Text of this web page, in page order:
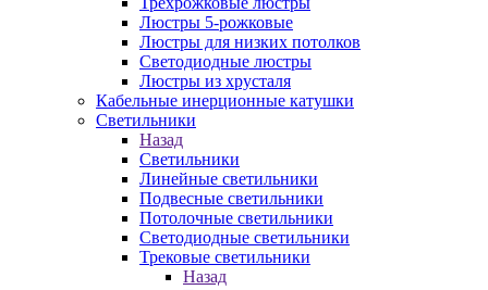
Люстры 5-рожковые
Люстры для низких потолков
Cветодиодные люстры
Люстры из хрусталя
Кабельные инерционные катушки
Светильники
Назад
Светильники
Линейные светильники
Подвесные светильники
Потолочные светильники
Светодиодные светильники
Трековые светильники
Назад